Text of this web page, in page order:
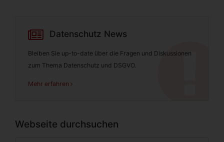
Datenschutz News
Bleiben Sie up-to-date über die Fragen und Diskussionen
zum Thema Datenschutz und DSGVO.
Mehr erfahren
Webseite durchsuchen